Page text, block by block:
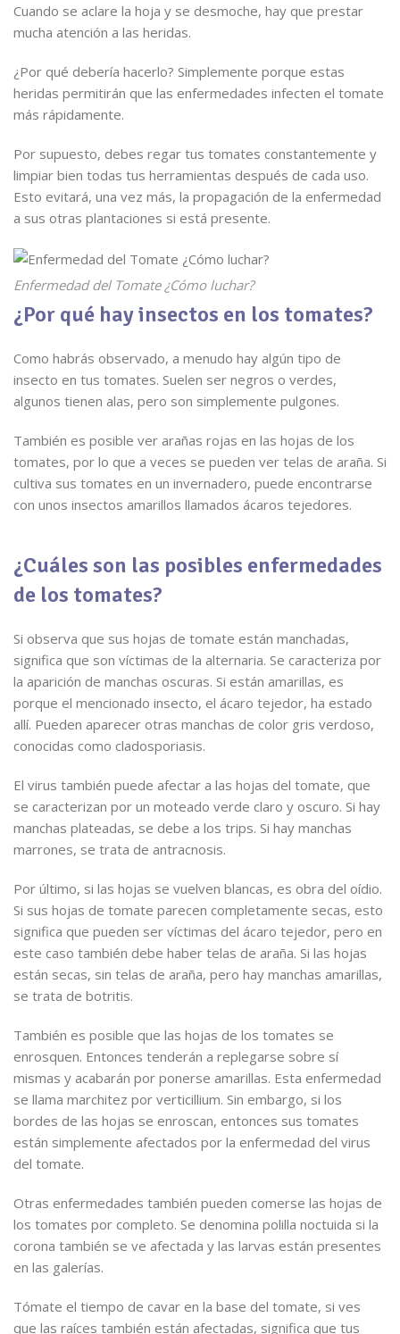
Cuando se aclare la hoja y se desmoche, hay que prestar
mucha atención a las heridas.
¿Por qué debería hacerlo? Simplemente porque estas
heridas permitirán que las enfermedades infecten el tomate
más rápidamente.
Por supuesto, debes regar tus tomates constantemente y
limpiar bien todas tus herramientas después de cada uso.
Esto evitará, una vez más, la propagación de la enfermedad
a sus otras plantaciones si está presente.
Enfermedad del Tomate ¿Cómo luchar?
¿Por qué hay insectos en los tomates?
Como habrás observado, a menudo hay algún tipo de
insecto en tus tomates. Suelen ser negros o verdes,
algunos tienen alas, pero son simplemente pulgones.
También es posible ver arañas rojas en las hojas de los
tomates, por lo que a veces se pueden ver telas de araña. Si
cultiva sus tomates en un invernadero, puede encontrarse
con unos insectos amarillos llamados ácaros tejedores.
¿Cuáles son las posibles enfermedades
de los tomates?
Si observa que sus hojas de tomate están manchadas,
significa que son víctimas de la alternaria. Se caracteriza por
la aparición de manchas oscuras. Si están amarillas, es
porque el mencionado insecto, el ácaro tejedor, ha estado
allí. Pueden aparecer otras manchas de color gris verdoso,
conocidas como cladosporiasis.
El virus también puede afectar a las hojas del tomate, que
se caracterizan por un moteado verde claro y oscuro. Si hay
manchas plateadas, se debe a los trips. Si hay manchas
marrones, se trata de antracnosis.
Por último, si las hojas se vuelven blancas, es obra del oídio.
Si sus hojas de tomate parecen completamente secas, esto
significa que pueden ser víctimas del ácaro tejedor, pero en
este caso también debe haber telas de araña. Si las hojas
están secas, sin telas de araña, pero hay manchas amarillas,
se trata de botritis.
También es posible que las hojas de los tomates se
enrosquen. Entonces tenderán a replegarse sobre sí
mismas y acabarán por ponerse amarillas. Esta enfermedad
se llama marchitez por verticillium. Sin embargo, si los
bordes de las hojas se enroscan, entonces sus tomates
están simplemente afectados por la enfermedad del virus
del tomate.
Otras enfermedades también pueden comerse las hojas de
los tomates por completo. Se denomina polilla noctuida si la
corona también se ve afectada y las larvas están presentes
en las galerías.
Tómate el tiempo de cavar en la base del tomate, si ves
que las raíces también están afectadas, significa que tus